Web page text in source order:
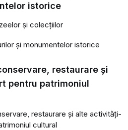
istorice
şi colecţiilor
şi monumentelor istorice
restaurare şi
pentru patrimoniul
restaurare şi alte activităţi-
cultural